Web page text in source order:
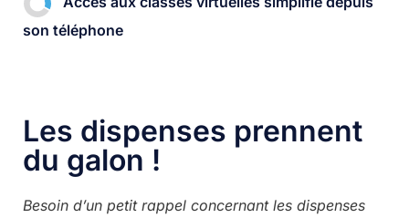
son téléphone
Les dispenses prennent
du galon !
Besoin d’un petit rappel concernant les dispenses